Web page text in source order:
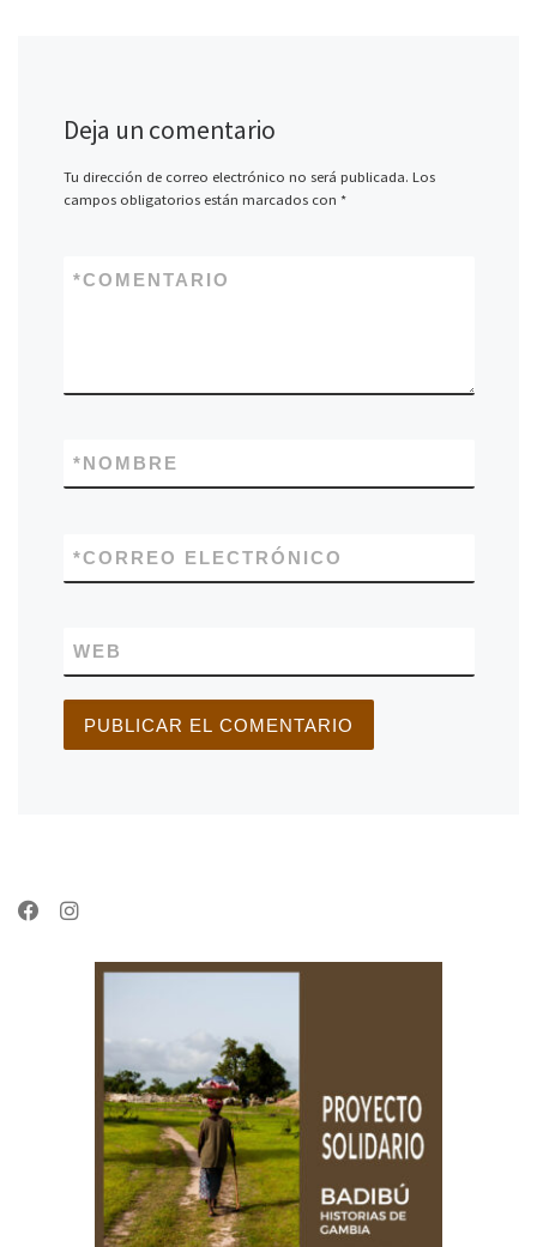
Deja un comentario
Tu dirección de correo electrónico no será publicada. Los
campos obligatorios están marcados con *
COMENTARIO
*
NOMBRE
*
CORREO ELECTRÓNICO
*
WEB